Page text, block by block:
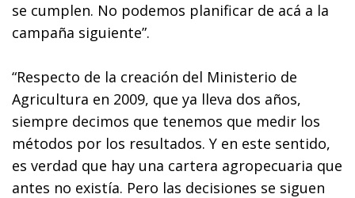
se cumplen. No podemos planificar de acá a la
campaña siguiente”.
“Respecto de la creación del Ministerio de
Agricultura en 2009, que ya lleva dos años,
siempre decimos que tenemos que medir los
métodos por los resultados. Y en este sentido,
es verdad que hay una cartera agropecuaria que
antes no existía. Pero las decisiones se siguen